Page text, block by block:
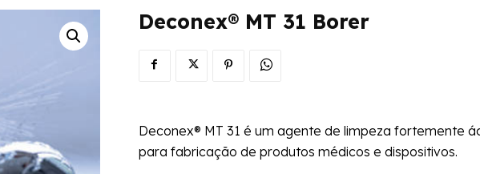
Deconex® MT 31 Borer
Deconex® MT 31 é um agente de limpeza fortemente
para fabricação de produtos médicos e dispositivos.